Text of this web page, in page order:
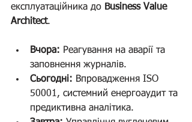
експлуатаційника до Business Value
Architect.
Вчора: Реагування на аварії та
заповнення журналів.
Сьогодні: Впровадження ISO
50001, системний енергоаудит та
предиктивна аналітика.